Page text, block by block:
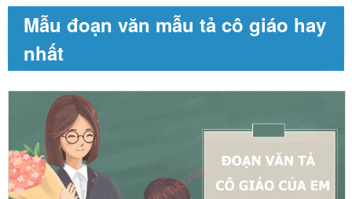
Mẫu đoạn văn mẫu tả cô giáo hay
nhất